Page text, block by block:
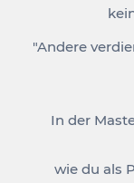
"Andere
In der
wie du als